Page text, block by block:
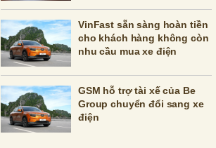
VinFast sẵn sàng hoàn tiền
cho khách hàng không còn
nhu cầu mua xe điện
GSM hỗ trợ tài xế của Be
Group chuyển đổi sang xe
điện